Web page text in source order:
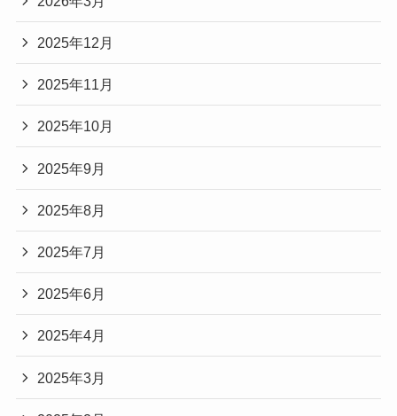
2025年12月
2025年11月
2025年10月
2025年9月
2025年8月
2025年7月
2025年6月
2025年4月
2025年3月